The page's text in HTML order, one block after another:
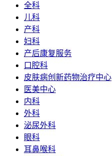
全科
儿科
产科
妇科
产后康复服务
口腔科
皮肤病创新药物治疗中心
医美中心
内科
外科
泌尿外科
眼科
耳鼻喉科